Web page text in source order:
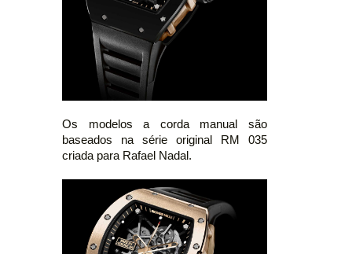
Os modelos a corda manual são
baseados na série original RM 035
criada para Rafael Nadal.